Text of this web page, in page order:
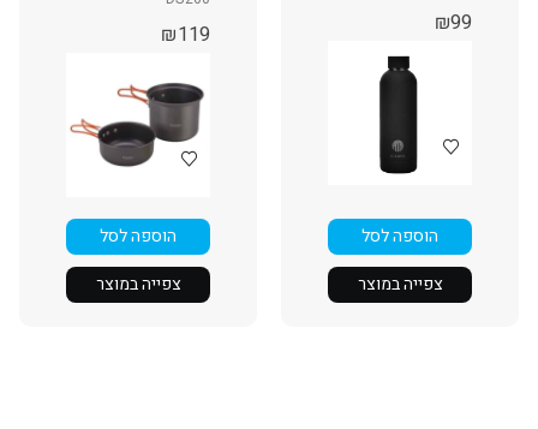
₪99
הוספה לסל
צפייה במוצר
₪119
הוספה לסל
צפייה במוצר